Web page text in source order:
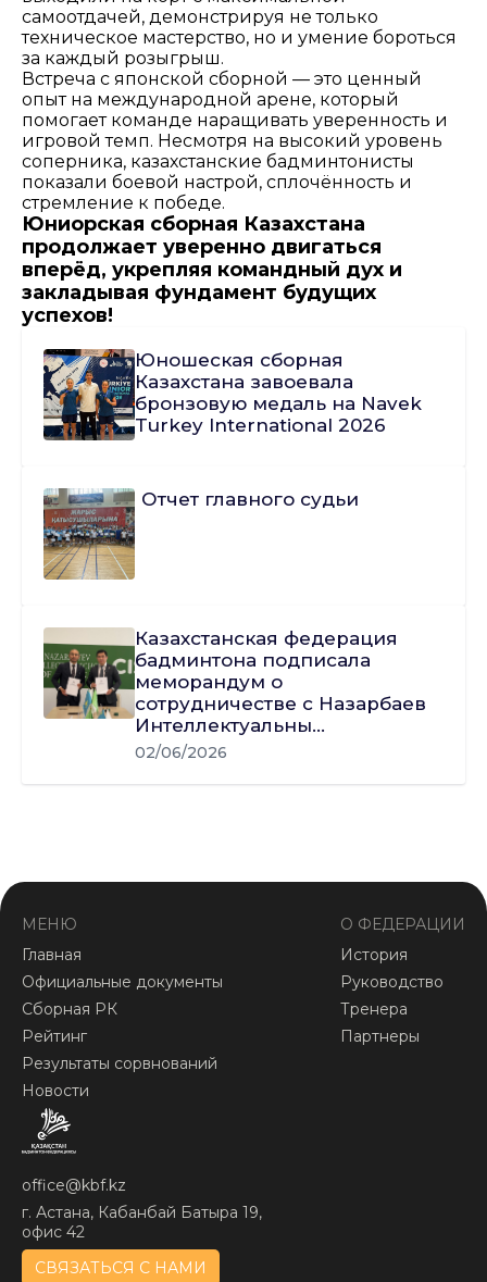
самоотдачей, демонстрируя не только
техническое мастерство, но и умение бороться
за каждый розыгрыш.
Встреча с японской сборной — это ценный
опыт на международной арене, который
помогает команде наращивать уверенность и
игровой темп. Несмотря на высокий уровень
соперника, казахстанские бадминтонисты
показали боевой настрой, сплочённость и
стремление к победе.
Юниорская сборная Казахстана
продолжает уверенно двигаться
вперёд, укрепляя командный дух и
закладывая фундамент будущих
успехов!
Юношеская сборная
Казахстана завоевала
бронзовую медаль на Navek
Turkey International 2026
Отчет главного судьи
Казахстанская федерация
бадминтона подписала
меморандум о
сотрудничестве с Назарбаев
Интеллектуальны...
02/06/2026
МЕНЮ
Главная
Официальные документы
Сборная РК
Рейтинг
Результаты сорвнований
Новости
О ФЕДЕРАЦИИ
История
Руководство
Тренера
Партнеры
office@kbf.kz
г. Астана, Кабанбай Батыра 19,
офис 42
СВЯЗАТЬСЯ С НАМИ